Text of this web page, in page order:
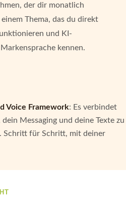
der dir monatlich
Thema, das du direkt
und KI-
kennen.
Voice Framework: Es verbindet
Messaging und deine Texte zu
Schritt für Schritt, mit deiner